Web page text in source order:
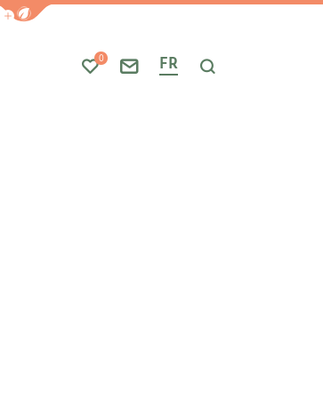
Afficher la barre de navigation du
Mes favoris
0
Nous contacter
FR Je recherche